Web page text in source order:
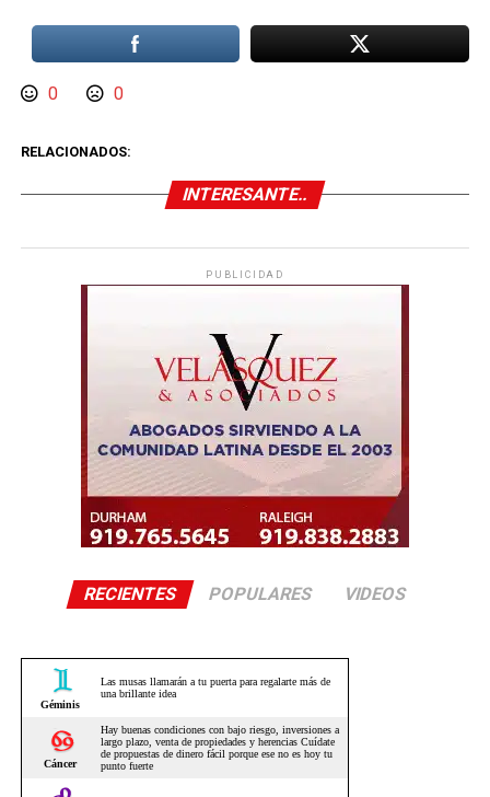
0 0
RELACIONADOS:
INTERESANTE..
PUBLICIDAD
RECIENTES POPULARES VIDEOS